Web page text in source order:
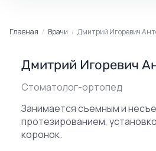
Главная Врачи Дмитрий Игоревич
Дмитрий Игоревич
Стоматолог-ортопед
Занимается съемным и
протезированием,
коронок.